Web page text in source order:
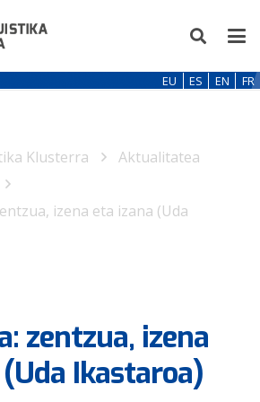
EU ES EN FR
Klusterra
Aktualitatea
izena eta izana (Uda
zentzua, izena
Ikastaroa)